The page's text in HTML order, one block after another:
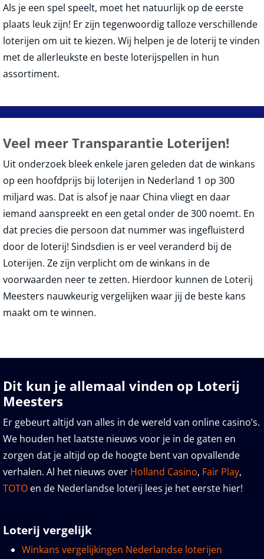
Als je een spel speelt, moet het natuurlijk op de eerste
plaats leuk zijn! Er zijn tegenwoordig talloze verschillende
loterijen om uit te kiezen. Wij helpen je de loterij te vinden
met de allerleukste en beste loterijspellen in hun
assortiment.
Veel meer Transparantie Loterijen!
Uit onderzoek bleek enkele jaren geleden dat de winkans
op een hoofdprijs bij loterijen in Nederland 1 op 300
miljard was. Dat is alsof je naar China vliegt en daar
iemand aanspreekt en een getal onder de 300 noemt. En
dat precies die persoon dat nummer was ingefluisterd
door de loterij! Sindsdien is er veel veranderd bij de
Loterijen. Ze zijn verplicht om de winkans in de
voorwaarden neer te zetten. Hierdoor kunnen de Loterij
Meesters nauwkeurig vergelijken waar jij de beste kans
maakt om te winnen.
Dit kun je allemaal vinden op Loterij
Meesters
Er gebeurt altijd van alles in de wereld van online casino’s.
We houden het laatste nieuws voor je in de gaten en
zorgen dat je altijd op de hoogte bent van opvallende
verhalen. Al het nieuws over Holland Casino, Fair Play,
TOTO en de Nederlandse loterij lees je het eerste hier!
Loterij vergelijk
Winkans vergelijkingen Nederlandse loterijen